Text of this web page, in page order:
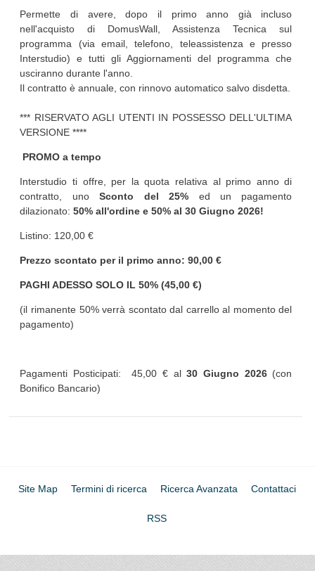
Permette di avere, dopo il primo anno già incluso
nell'acquisto di DomusWall, Assistenza Tecnica sul
programma (via email, telefono, teleassistenza e presso
Interstudio) e tutti gli Aggiornamenti del programma che
usciranno durante l'anno.
Il contratto è annuale, con rinnovo automatico salvo disdetta.
*** RISERVATO AGLI UTENTI IN POSSESSO DELL'ULTIMA
VERSIONE ****
PROMO a tempo
Interstudio ti offre, per la quota relativa al primo anno di
contratto, unoSconto del 25% ed un pagamento
dilazionato:50% all'ordine e 50% al30 Giugno 2026!
Listino: 120,00 €
Prezzo scontato per il primo anno: 90,00 €
PAGHI ADESSO SOLO IL 50% (45,00 €)
(il rimanente 50% verrà scontato dal carrello al momento del
pagamento)
Pagamenti Posticipati: 45,00 € al30 Giugno 2026(con
Bonifico Bancario)
Site Map Termini di ricerca Ricerca Avanzata Contattaci
RSS